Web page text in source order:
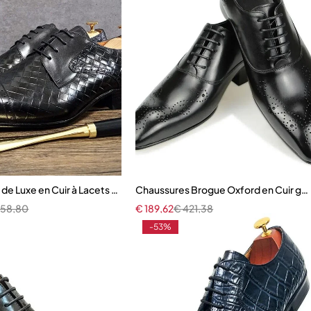
Luxe en Cuir à Lacets pour HommeChaussures Brogue Oxford en Cuir
€421,38
€189,62
-53%